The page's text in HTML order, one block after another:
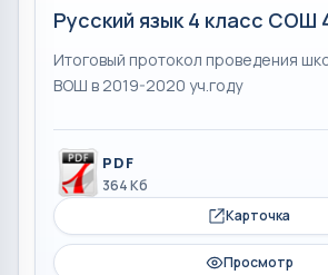
Русский язык 4 класс СОШ
Итоговый протокол проведения
ВОШ в 2019-2020 уч.году
PDF
364 Кб
Карточка
Просмотр